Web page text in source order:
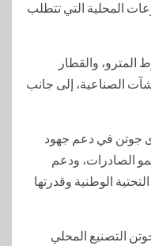
المحلية التي تتطلب
والقطار
الصناعية، إلى جانب
جوتن في دعم جهود
الصادرات، ودعم
الوطنية وقدرتها
التصنيع المحلي